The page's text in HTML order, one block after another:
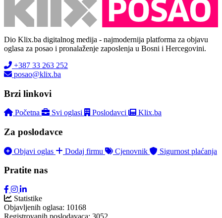
Dio Klix.ba digitalnog medija - najmodernija platforma za objavu
oglasa za posao i pronalaženje zaposlenja u Bosni i Hercegovini.
+387 33 263 252
posao@klix.ba
Brzi linkovi
Početna Svi oglasi Poslodavci Klix.ba
Za poslodavce
Objavi oglas Dodaj firmu Cjenovnik Sigurnost plaćanja
Pratite nas
Statistike
Objavljenih oglasa: 10168
Registrovanih poslodavaca: 3052